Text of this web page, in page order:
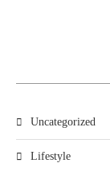
Uncategorized
Lifestyle